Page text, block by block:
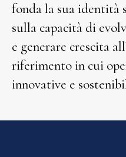
fonda la sua identità
sulla capacità di
e generare crescita
riferimento in cui
innovative e